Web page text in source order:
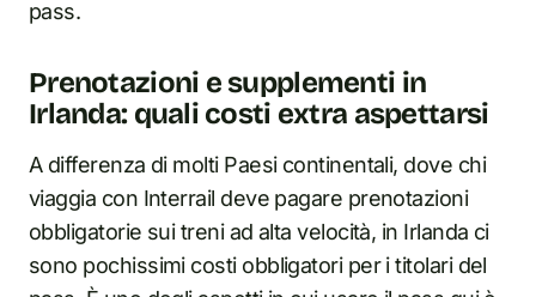
pass.
Prenotazioni e supplementi in
Irlanda: quali costi extra aspettarsi
A differenza di molti Paesi continentali, dove chi
viaggia con Interrail deve pagare prenotazioni
obbligatorie sui treni ad alta velocità, in Irlanda ci
sono pochissimi costi obbligatori per i titolari del